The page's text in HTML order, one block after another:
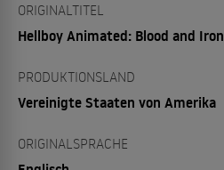
ORIGINALTITEL
Hellboy Animated: Blood and Iron
PRODUKTIONSLAND
Vereinigte Staaten von Amerika
ORIGINALSPRACHE